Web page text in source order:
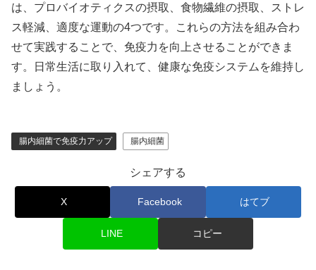
は、プロバイオティクスの摂取、食物繊維の摂取、ストレ
ス軽減、適度な運動の4つです。これらの方法を組み合わ
せて実践することで、免疫力を向上させることができま
す。日常生活に取り入れて、健康な免疫システムを維持し
ましょう。
腸内細菌で免疫力アップ 腸内細菌
シェアする
X Facebook はてブ
LINE コピー